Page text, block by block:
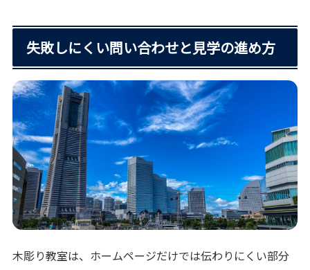
失敗しにくい問い合わせと見学の進め方
木彫り教室は、ホームページだけでは伝わりにくい部分